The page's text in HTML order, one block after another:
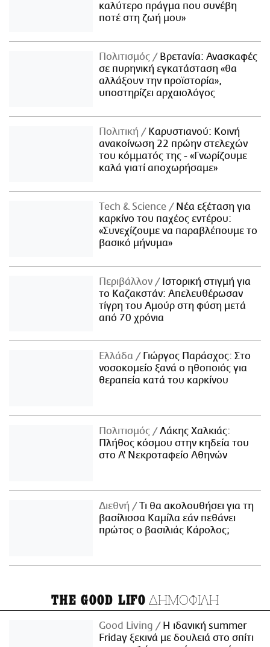
καλύτερο πράγμα που συνέβη
ποτέ στη ζωή μου»
Πολιτισμός
Βρετανία: Ανασκαφές
σε πυρηνική εγκατάσταση «θα
αλλάξουν την προϊστορία»,
υποστηρίζει αρχαιολόγος
Πολιτική
Καρυστιανού: Κοινή
ανακοίνωση 22 πρώην στελεχών
του κόμματός της - «Γνωρίζουμε
καλά γιατί αποχωρήσαμε»
Τech & Science
Νέα εξέταση για
καρκίνο του παχέος εντέρου:
«Συνεχίζουμε να παραβλέπουμε το
βασικό μήνυμα»
Περιβάλλον
Ιστορική στιγμή για
το Καζακστάν: Απελευθέρωσαν
τίγρη του Αμούρ στη φύση μετά
από 70 χρόνια
Ελλάδα
Γιώργος Παράσχος: Στο
νοσοκομείο ξανά ο ηθοποιός για
θεραπεία κατά του καρκίνου
Πολιτισμός
Λάκης Χαλκιάς:
Πλήθος κόσμου στην κηδεία του
στο Α' Νεκροταφείο Αθηνών
Διεθνή
Τι θα ακολουθήσει για τη
βασίλισσα Καμίλα εάν πεθάνει
πρώτος ο βασιλιάς Κάρολος;
THE GOOD LIFO ΔΗΜΟΦΙΛΗ
Good Living
Η ιδανική summer
Friday ξεκινά με δουλειά στο σπίτι